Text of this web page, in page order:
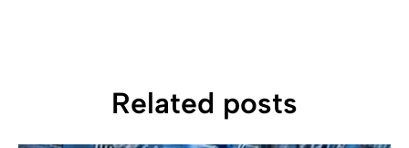
Related posts